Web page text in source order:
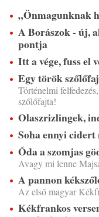
„Önmagunknak
A Borászok - új,
pontja
Itt a vége, fuss el
Egy török
Történelmi
szőlőfajta!
Olaszrizlingek,
Soha ennyi
Óda a szomjas
Avagy mi lenne
A pannon
Az első magyar
Kékfrankos